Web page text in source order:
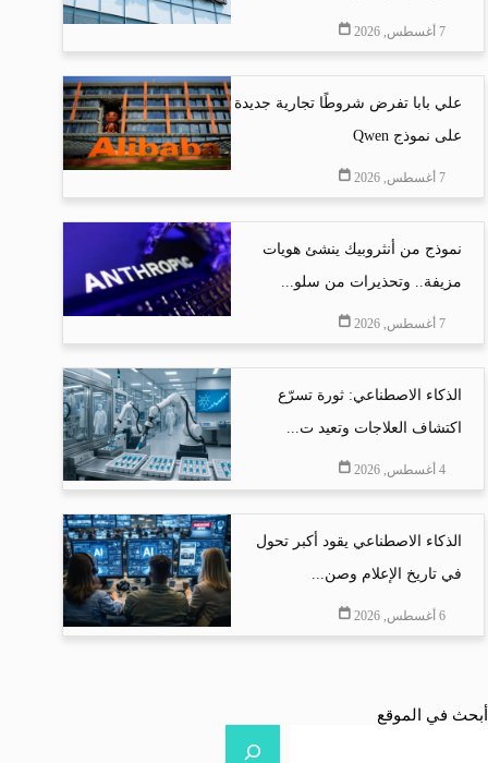
7 أغسطس, 2026
علي بابا تفرض شروطًا تجارية جديدة
على نموذج Qwen
7 أغسطس, 2026
نموذج من أنثروبيك ينشئ هويات
مزيفة.. وتحذيرات من سلو...
7 أغسطس, 2026
الذكاء الاصطناعي: ثورة تسرّع
اكتشاف العلاجات وتعيد ت...
4 أغسطس, 2026
الذكاء الاصطناعي يقود أكبر تحول
في تاريخ الإعلام وصن...
6 أغسطس, 2026
أبحث في الموقع